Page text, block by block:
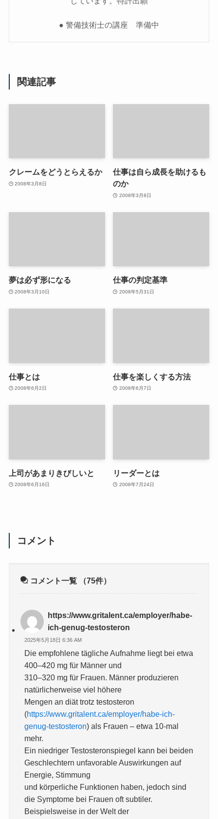
● 警備技術士の講座 準備中
関連記事
クレームをどうとらえるか
2008年3月8日
仕事は自ら成長を助けるも
のか
2008年3月8日
夢は必ず形になる
2008年3月10日
仕事の判定基準
2008年5月31日
仕事とは
2008年6月2日
仕事を楽しくする方法
2008年6月7日
上司があまりきびしいと
2008年6月16日
リーダーとは
2008年7月24日
コメント
コメント一覧 （75件）
https://www.gritalent.ca/employer/habe-
ich-genug-testosteron
2025年5月18日 6:36 AM
Die empfohlene tägliche Aufnahme liegt bei etwa
400–420 mg für Männer und
310–320 mg für Frauen. Männer produzieren
natürlicherweise viel höhere
Mengen an diät trotz testosteron
(https://www.gritalent.ca/employer/habe-ich-
genug-testosteron) als Frauen – etwa 10-mal
mehr.
Ein niedriger Testosteronspiegel kann bei beiden
Geschlechtern unfavorable Auswirkungen auf
Energie, Stimmung
und körperliche Funktionen haben, jedoch sind
die Symptome bei Frauen oft subtiler.
Beispielsweise in der Welt der